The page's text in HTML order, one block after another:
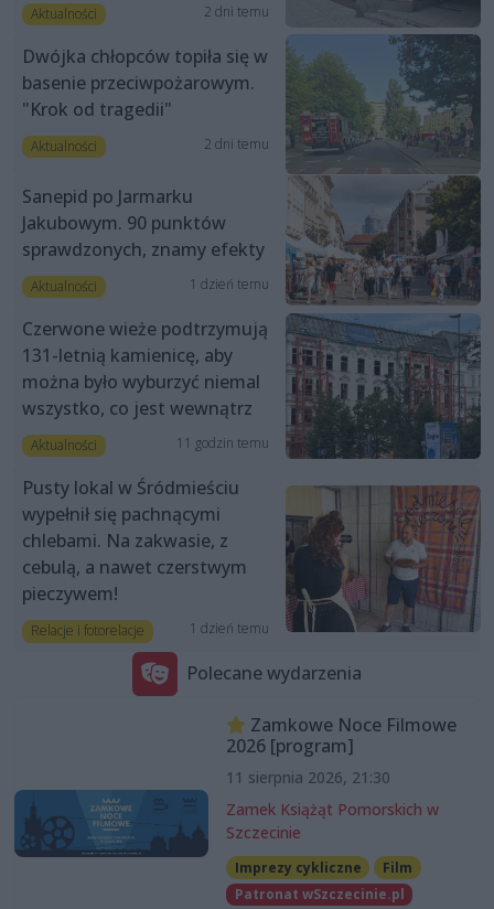
Aktualności 2 dni temu
Dwójka chłopców topiła się w
basenie przeciwpożarowym.
"Krok od tragedii"
Aktualności 2 dni temu
Sanepid po Jarmarku
Jakubowym. 90 punktów
sprawdzonych, znamy efekty
Aktualności 1 dzień temu
Czerwone wieże podtrzymują
131-letnią kamienicę, aby
można było wyburzyć niemal
wszystko, co jest wewnątrz
Aktualności 11 godzin temu
Pusty lokal w Śródmieściu
wypełnił się pachnącymi
chlebami. Na zakwasie, z
cebulą, a nawet czerstwym
pieczywem!
Relacje i fotorelacje 1 dzień temu
Polecane wydarzenia
Zamkowe Noce Filmowe
2026 [program]
11 sierpnia 2026, 21:30
Zamek Książąt Pomorskich w
Szczecinie
Imprezy cykliczne
Film
Patronat wSzczecinie.pl